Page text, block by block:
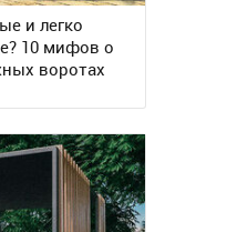
и легко
10 мифов о
воротах